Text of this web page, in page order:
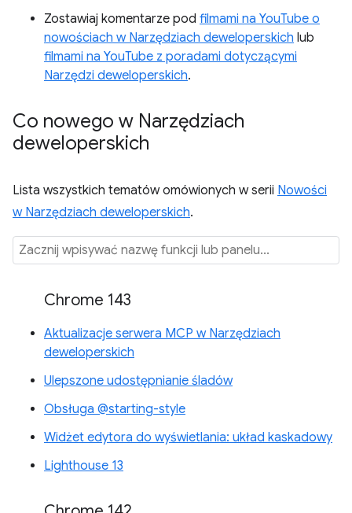
Zostawiaj komentarze pod filmami na YouTube o
nowościach w Narzędziach deweloperskich lub
filmami na YouTube z poradami dotyczącymi
Narzędzi deweloperskich.
Co nowego w Narzędziach
deweloperskich
Lista wszystkich tematów omówionych w serii Nowości
w Narzędziach deweloperskich.
Chrome 143
Aktualizacje serwera MCP w Narzędziach
deweloperskich
Ulepszone udostępnianie śladów
Obsługa @starting-style
Widżet edytora do wyświetlania: układ kaskadowy
Lighthouse 13